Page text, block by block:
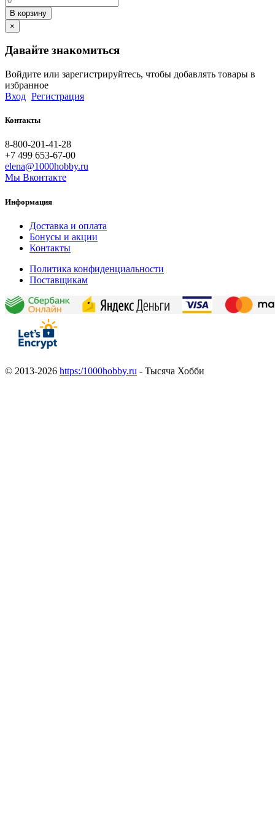
В корзину
×
Давайте знакомиться
Войдите или зарегистрируйтесь, чтобы добавлять товары в
избранное
Вход Регистрация
Контакты
8-800-201-41-28
+7 499 653-67-00
elena@1000hobby.ru
Мы Вконтакте
Информация
Доставка и оплата
Бонусы и акции
Контакты
Политика конфиденциальности
Поставщикам
© 2013-2026 https:/1000hobby.ru - Тысяча Хобби